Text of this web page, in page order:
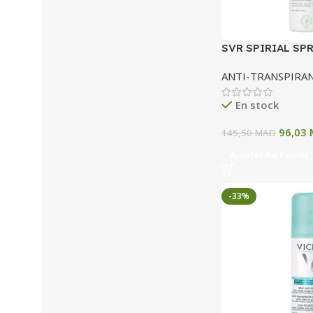
SVR SPIRIAL
TRANSPIRANT 75
ANTI-
En stock
145,50MAD 96,03
-33%